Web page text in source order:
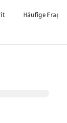
Häufige Fragen